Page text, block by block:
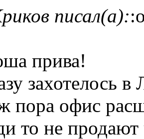
писал(а):
прива!
захотелось
пора офис
то не